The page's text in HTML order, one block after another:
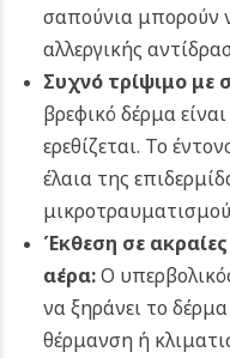
σαπούνια μπορούν
αλλεργικής
Συχνό τρίψιμο με
βρεφικό δέρμα
ερεθίζεται. Το
έλαια της
Έκθεση σε
αέρα:Ο
να ξηράνει το
θέρμανση ή